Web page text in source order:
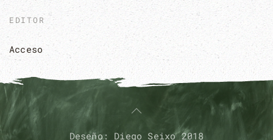
EDITOR
Acceso
Deseño: Diego Seixo 2018